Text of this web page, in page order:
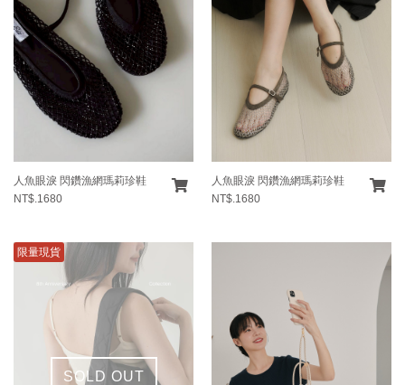
人魚眼淚 閃鑽漁網瑪莉珍鞋
NT$.1680
人魚眼淚 閃鑽漁網瑪莉珍鞋
NT$.1680
SOLD OUT
限量現貨